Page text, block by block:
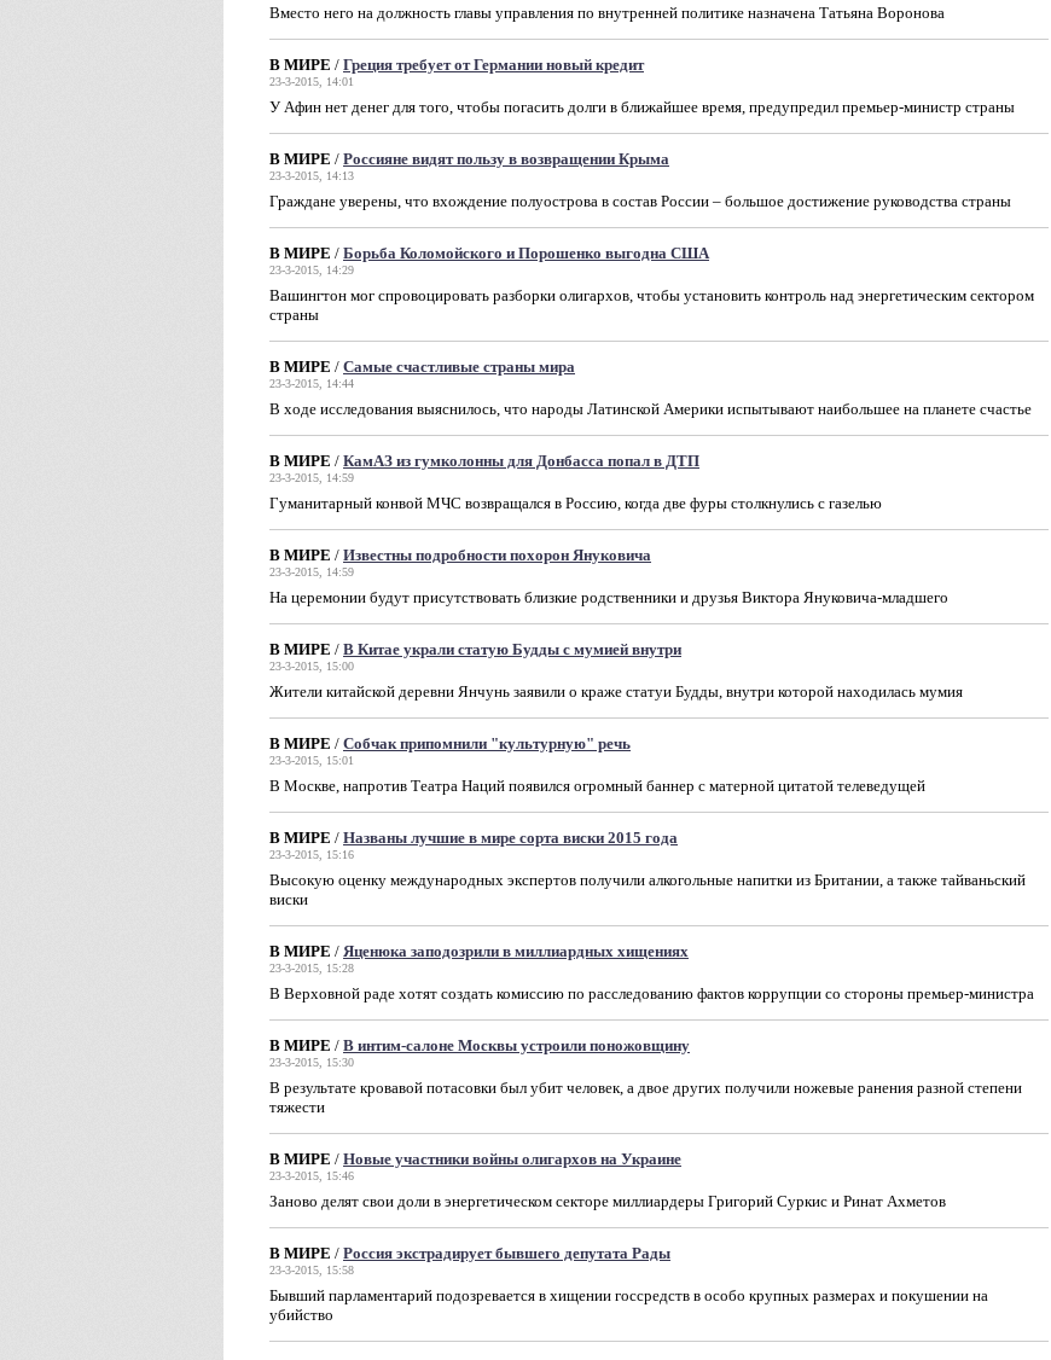
Вместо него на должность главы управления по внутренней политике назначена Татьяна Воронова
В МИРЕ / Греция требует от Германии новый кредит
23-3-2015, 14:01
У Афин нет денег для того, чтобы погасить долги в ближайшее время, предупредил премьер-министр страны
В МИРЕ / Россияне видят пользу в возвращении Крыма
23-3-2015, 14:13
Граждане уверены, что вхождение полуострова в состав России – большое достижение руководства страны
В МИРЕ / Борьба Коломойского и Порошенко выгодна США
23-3-2015, 14:29
Вашингтон мог спровоцировать разборки олигархов, чтобы установить контроль над энергетическим сектором
страны
В МИРЕ / Самые счастливые страны мира
23-3-2015, 14:44
В ходе исследования выяснилось, что народы Латинской Америки испытывают наибольшее на планете счастье
В МИРЕ / КамАЗ из гумколонны для Донбасса попал в ДТП
23-3-2015, 14:59
Гуманитарный конвой МЧС возвращался в Россию, когда две фуры столкнулись с газелью
В МИРЕ / Известны подробности похорон Януковича
23-3-2015, 14:59
На церемонии будут присутствовать близкие родственники и друзья Виктора Януковича-младшего
В МИРЕ / В Китае украли статую Будды с мумией внутри
23-3-2015, 15:00
Жители китайской деревни Янчунь заявили о краже статуи Будды, внутри которой находилась мумия
В МИРЕ / Собчак припомнили "культурную" речь
23-3-2015, 15:01
В Москве, напротив Театра Наций появился огромный баннер с матерной цитатой телеведущей
В МИРЕ / Названы лучшие в мире сорта виски 2015 года
23-3-2015, 15:16
Высокую оценку международных экспертов получили алкогольные напитки из Британии, а также тайваньский
виски
В МИРЕ / Яценюка заподозрили в миллиардных хищениях
23-3-2015, 15:28
В Верховной раде хотят создать комиссию по расследованию фактов коррупции со стороны премьер-министра
В МИРЕ / В интим-салоне Москвы устроили поножовщину
23-3-2015, 15:30
В результате кровавой потасовки был убит человек, а двое других получили ножевые ранения разной степени
тяжести
В МИРЕ / Новые участники войны олигархов на Украине
23-3-2015, 15:46
Заново делят свои доли в энергетическом секторе миллиардеры Григорий Суркис и Ринат Ахметов
В МИРЕ / Россия экстрадирует бывшего депутата Рады
23-3-2015, 15:58
Бывший парламентарий подозревается в хищении госсредств в особо крупных размерах и покушении на
убийство